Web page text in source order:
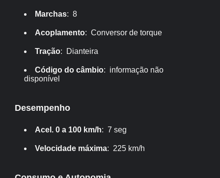
Marchas: 8
Acoplamento: Conversor de torque
Tração: Dianteira
Código do câmbio: informação não
disponível
Desempenho
Acel. 0 a 100 km/h: 7 seg
Velocidade máxima: 225 km/h